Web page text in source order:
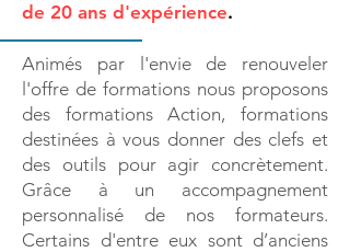
de 20 ans d'expérience.
Animés par l'envie de renouveler
l'offre de formations nous proposons
des formations Action, formations
destinées à vous donner des clefs et
des outils pour agir concrètement.
Grâce à un accompagnement
personnalisé de nos formateurs.
Certains d'entre eux sont d’anciens